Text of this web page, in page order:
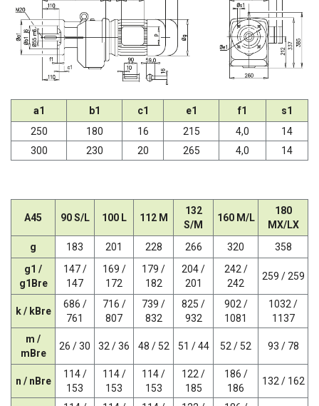
a1 b1 c1 e1 f1
s1
250
180 16 215 4,0
14
300
230 20 265 4,0 14
A45 90 S/L 100 L 112 M
132
S/M
160 M/L
180
MX/LX
g
183 201 228 266 320
358
g1 /
g1Bre
147 /
147
169 /
172
179 /
182
204 /
201
242 /
242
259 / 259
k / kBre
686 /
761
716 /
807
739 /
832
825 /
932
902 /
1081
1032 /
1137
m /
mBre
26 / 30 32 / 36 48 / 52 51 / 44 52 / 52 93 / 78
n / nBre
114 /
153
114 /
153
114 /
153
122 /
185
186 /
186
132 / 162